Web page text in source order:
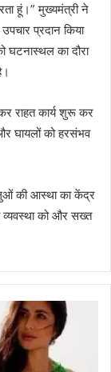
हूं।” मुख्यमंत्री ने
उपचार प्रदान किया
घटनास्थल का दौरा
राहत कार्य शुरू कर
घायलों को हरसंभव
की आस्था का केंद्र
व्यवस्था को और सख्त